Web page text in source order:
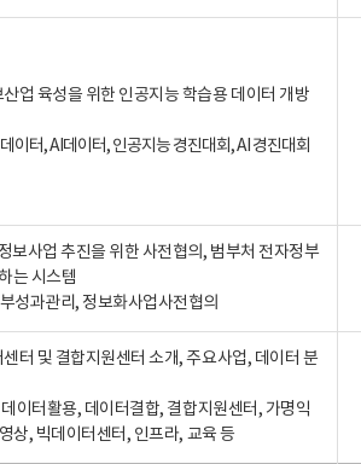
업 육성을 위한 인공지능 학습용 데이터 개방
이터, AI데이터, 인공지능 경진대회, AI 경진대회
보사업 추진을 위한 사전협의, 범부처 전자정부
는 시스템
성과관리, 정보화사업사전협의
터 및 결합지원센터 소개, 주요사업, 데이터 분
이터활용, 데이터결합, 결합지원센터, 가명익
상, 빅데이터센터, 인프라, 교육 등